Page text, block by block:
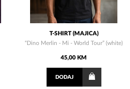
T-SHIRT (MAJICA)
“Dino Merlin - Mi - World Tour” (white)
45,00 KM
DODAJ